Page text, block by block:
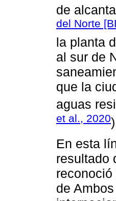
de
del Norte
la planta
al sur de
que la
aguas
et al., 2020
En esta
resultado
de